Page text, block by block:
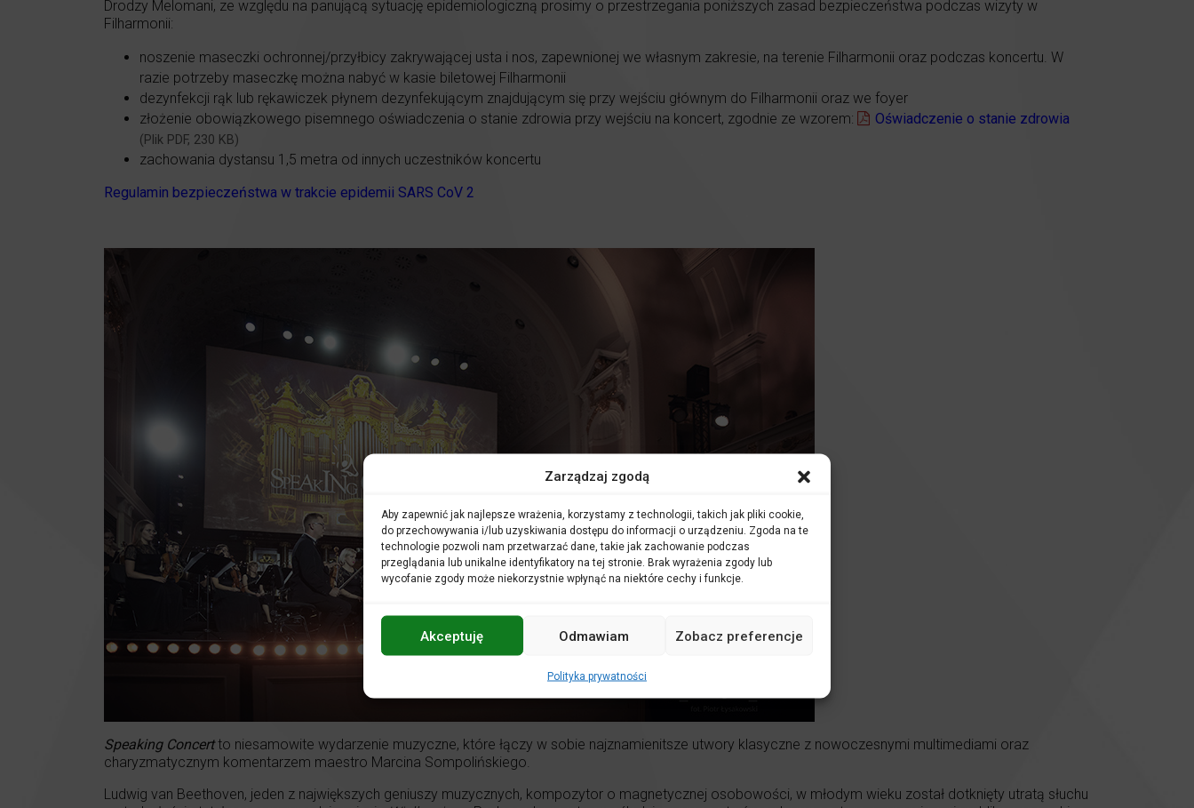
Zarządzaj zgodą
Aby zapewnić jak najlepsze wrażenia, korzystamy z technologii, takich jak pliki cookie,
do przechowywania i/lub uzyskiwania dostępu do informacji o urządzeniu. Zgoda na te
technologie pozwoli nam przetwarzać dane, takie jak zachowanie podczas
przeglądania lub unikalne identyfikatory na tej stronie. Brak wyrażenia zgody lub
wycofanie zgody może niekorzystnie wpłynąć na niektóre cechy i funkcje.
Akceptuję Odmawiam Zobacz preferencje
Polityka prywatności
Drodzy Melomani, ze względu na panującą sytuację epidemiologiczną prosimy o przestrzegania poniższych zasad bezpieczeństwa podczas wizyty w
Filharmonii:
noszenie maseczki ochronnej/przyłbicy zakrywającej usta i nos, zapewnionej we własnym zakresie, na terenie Filharmonii oraz podczas koncertu. W
razie potrzeby maseczkę można nabyć w kasie biletowej Filharmonii
dezynfekcji rąk lub rękawiczek płynem dezynfekującym znajdującym się przy wejściu głównym do Filharmonii oraz we foyer
złożenie obowiązkowego pisemnego oświadczenia o stanie zdrowia przy wejściu na koncert, zgodnie ze wzorem:
Oświadczenie o stanie zdrowia
(Plik PDF, 230 KB)
zachowania dystansu 1,5 metra od innych uczestników koncertu
Regulamin bezpieczeństwa w trakcie epidemii SARS CoV 2
Speaking Concertto niesamowite wydarzenie muzyczne, które łączy w sobie najznamienitsze utwory klasyczne z nowoczesnymi multimediami oraz
charyzmatycznym komentarzem maestro Marcina Sompolińskiego.
Ludwig van Beethoven, jeden z największych geniuszy muzycznych, kompozytor o magnetycznej osobowości, w młodym wieku został dotknięty utratą słuchu